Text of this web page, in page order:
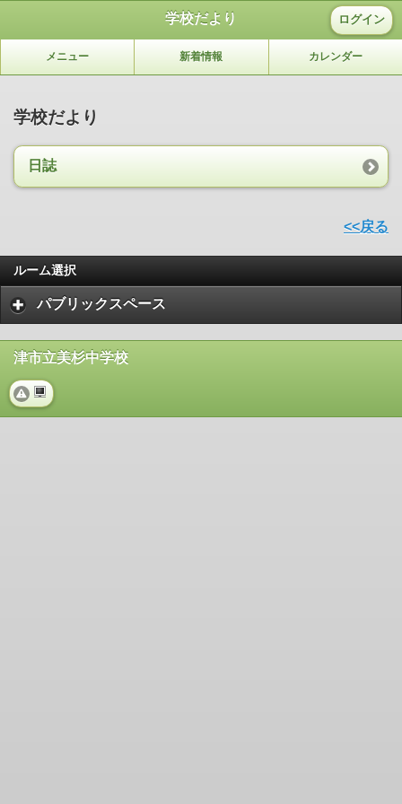
学校だより ログイン
メニュー 新着情報 カレンダー
学校だより
日誌
<<戻る
ルーム選択
パブリックスペース
津市立美杉中学校